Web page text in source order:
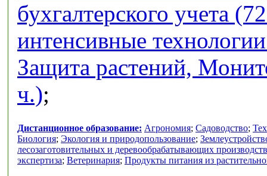
бухгалтерского учета
интенсивные
Защита растений,
ч.);
Дистанционное образование: Агрономия; Садоводство;
Биология; Экология и природопользование;
лесозаготовительных и деревообрабатывающих производств
экспертиза; Ветеринария; Продукты питания из